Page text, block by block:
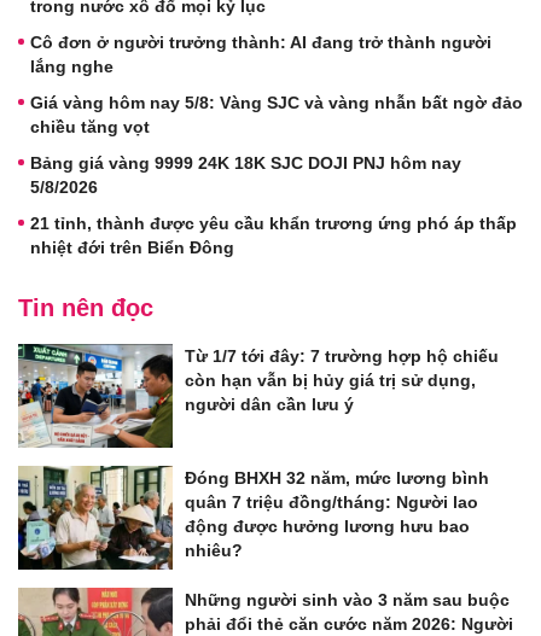
trong nước xô đổ mọi kỷ lục
Cô đơn ở người trưởng thành: AI đang trở thành người
lắng nghe
Giá vàng hôm nay 5/8: Vàng SJC và vàng nhẫn bất ngờ đảo
chiều tăng vọt
Bảng giá vàng 9999 24K 18K SJC DOJI PNJ hôm nay
5/8/2026
21 tỉnh, thành được yêu cầu khẩn trương ứng phó áp thấp
nhiệt đới trên Biển Đông
Tin nên đọc
Từ 1/7 tới đây: 7 trường hợp hộ chiếu
còn hạn vẫn bị hủy giá trị sử dụng,
người dân cần lưu ý
Đóng BHXH 32 năm, mức lương bình
quân 7 triệu đồng/tháng: Người lao
động được hưởng lương hưu bao
nhiêu?
Những người sinh vào 3 năm sau buộc
phải đổi thẻ căn cước năm 2026: Người